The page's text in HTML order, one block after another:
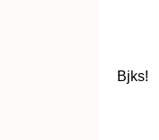
Bjks!